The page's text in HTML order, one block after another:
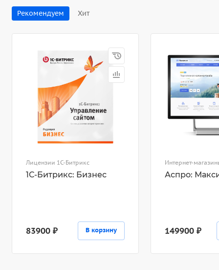
Рекомендуем Хит
Лицензии 1С-Битрикс
1С-Битрикс: Бизнес
83900 ₽ В корзину
Интернет-
Аспро:
149900 ₽